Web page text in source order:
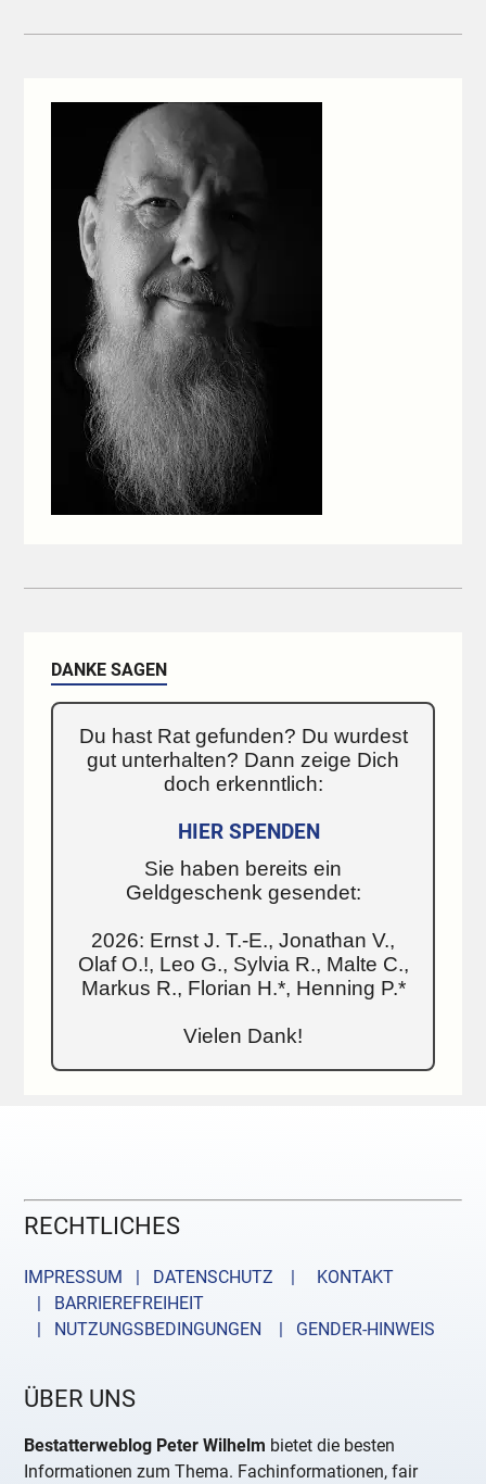
DANKE SAGEN
Du hast Rat gefunden? Du wurdest
gut unterhalten? Dann zeige Dich
doch erkenntlich:
HIER SPENDEN
Sie haben bereits ein
Geldgeschenk gesendet:
2026: Ernst J. T.-E., Jonathan V.,
Olaf O.!, Leo G., Sylvia R., Malte C.,
Markus R., Florian H.*, Henning P.*
Vielen Dank!
RECHTLICHES
IMPRESSUM | DATENSCHUTZ |
KONTAKT
| BARRIEREFREIHEIT
| NUTZUNGSBEDINGUNGEN
| GENDER-HINWEIS
ÜBER UNS
Bestatterweblog Peter Wilhelm bietet die besten
Informationen zum Thema. Fachinformationen, fair